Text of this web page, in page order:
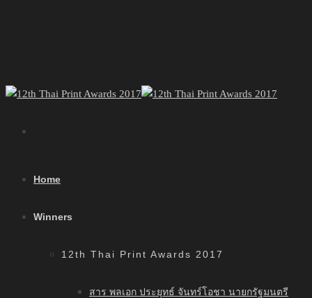
Home
Winners
12th Thai Print Awards 2017
สาร พลเอก ประยุทธ์ จันทร์โอชา นายกรัฐมนตรี